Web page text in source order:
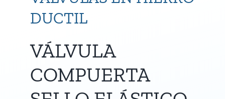
DUCTIL
VÁLVULA
COMPUERTA